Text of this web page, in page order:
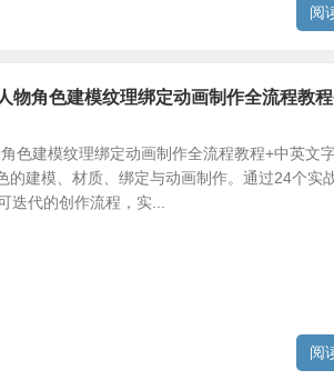
阅
物角色建模纹理绑定动画制作全流程教
色建模纹理绑定动画制作全流程教程+中英文
的建模、材质、绑定与动画制作。通过24个实
迭代的创作流程，实...
阅